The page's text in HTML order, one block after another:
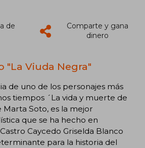
de
Comparte y gana
dinero
"La Viuda Negra"
de uno de los personajes más
tiempos ´La vida y muerte de
Marta Soto, es la mejor
que se ha hecho en
Caycedo Griselda Blanco
para la historia del